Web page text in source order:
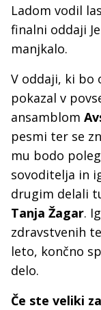
Ladom vodil
finalni oddaji
manjkalo.
V oddaji, ki bo
pokazal v
ansamblom
pesmi ter se
mu bodo
sovoditelja in
drugim delali
Tanja Žagar.
zdravstvenih
leto, končno
delo.
Če ste veliki